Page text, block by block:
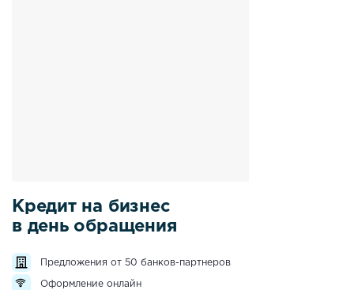
Кредит на бизнес
в день обращения
Предложения от 50 банков-партнеров
Оформление онлайн